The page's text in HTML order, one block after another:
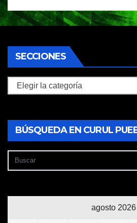
SECCIONES
Secciones
BÚSQUEDA EN CURUL
agosto 2026